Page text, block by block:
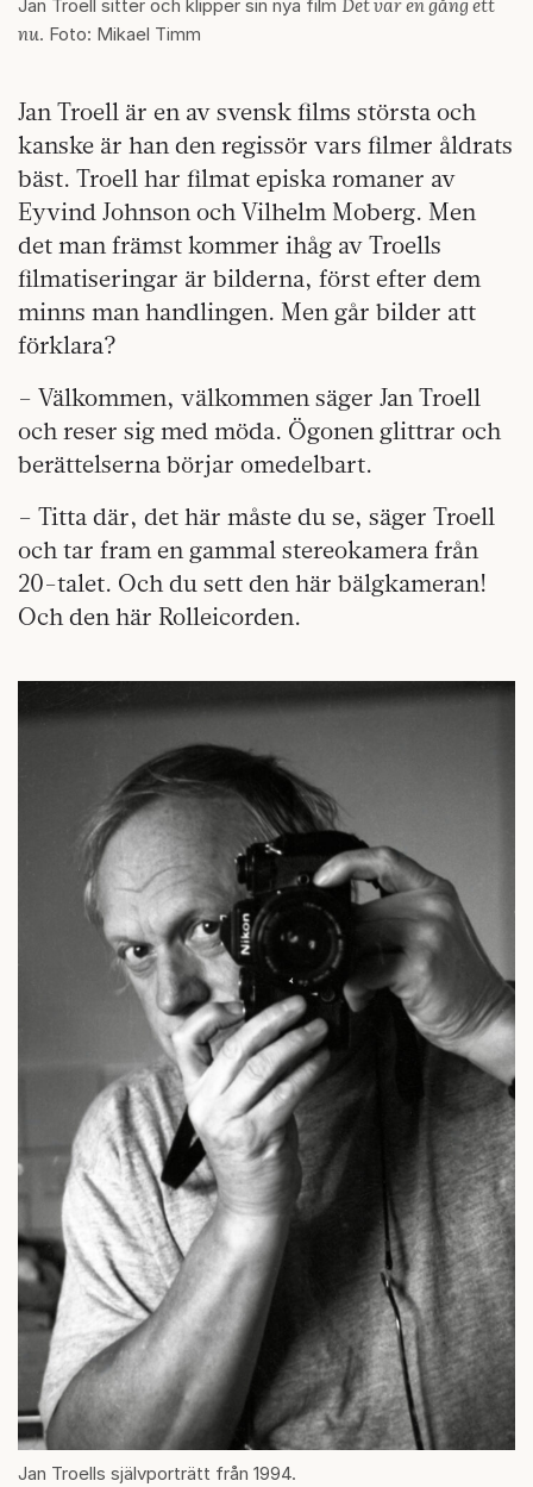
Jan Troell sitter och klipper sin nya film
nu. Foto: Mikael Timm
Jan Troell är en av svensk films största och
kanske är han den regissör vars filmer åldrats
bäst. Troell har filmat episka romaner av
Eyvind Johnson och Vilhelm Moberg. Men
det man främst kommer ihåg av Troells
filmatiseringar är bilderna, först efter dem
minns man handlingen. Men går bilder att
förklara?
– Välkommen, välkommen säger Jan Troell
och reser sig med möda. Ögonen glittrar och
berättelserna börjar omedelbart.
– Titta där, det här måste du se, säger Troell
och tar fram en gammal stereokamera från
20-talet. Och du sett den här bälgkameran!
Och den här Rolleicorden.
Jan Troells självporträtt från 1994.